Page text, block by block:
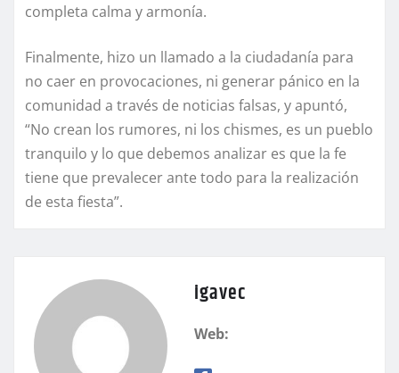
completa calma y armonía.
Finalmente, hizo un llamado a la ciudadanía para
no caer en provocaciones, ni generar pánico en la
comunidad a través de noticias falsas, y apuntó,
“No crean los rumores, ni los chismes, es un pueblo
tranquilo y lo que debemos analizar es que la fe
tiene que prevalecer ante todo para la realización
de esta fiesta”.
igavec
Web: